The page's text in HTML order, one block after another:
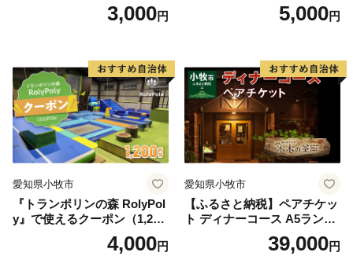
3,000円 5,000円
愛知県小牧市
『トランポリンの森 RolyPol
y』で使えるクーポン（1,200
4,000円
愛知県小牧市
【ふるさと納税】ペアチケッ
ト ディナーコース A5ランク
飛騨牛 コース 記念日 お誕生
日 特別な日 完全個室 ノンア
39,000円